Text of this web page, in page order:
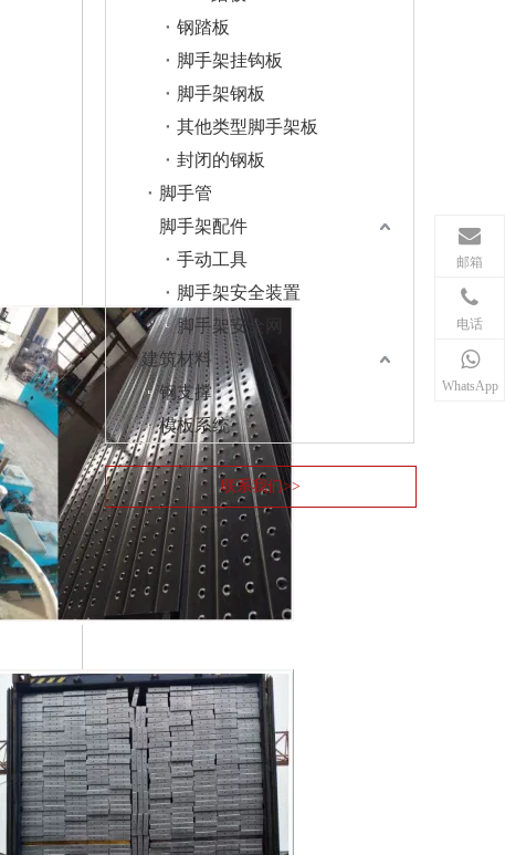
邮箱
电话
WhatsApp
钢踏板
脚手架挂钩板
脚手架钢板
其他类型脚手架板
封闭的钢板
脚手管
脚手架配件
手动工具
脚手架安全装置
脚手架安全网
建筑材料
钢支撑
模板系统
联系我们>>